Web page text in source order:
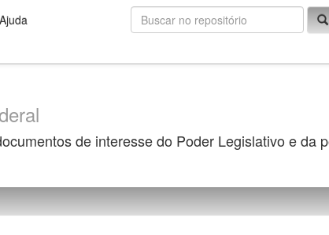
Ajuda
de interesse do Poder Legislativo e da